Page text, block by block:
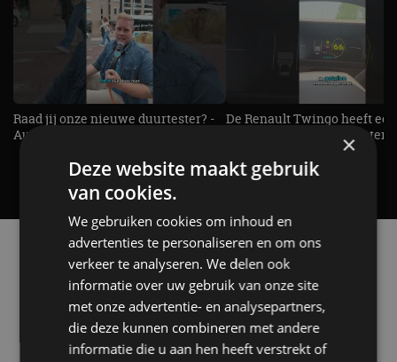
Raad jij onze nieuwe duurtester? -
AutoRAI TV
De Renault Twingo heeft een
opvallende snelheidsmeter! -
Alle automerken
Selecteer een merk voor meer informatie, modellen
en alle nieuwsberichten
×
Deze website maakt gebruik
van cookies.
We gebruiken cookies om inhoud en
advertenties te personaliseren en om ons
verkeer te analyseren. We delen ook
informatie over uw gebruik van onze site
met onze advertentie- en analysepartners,
die deze kunnen combineren met andere
informatie die u aan hen heeft verstrekt of